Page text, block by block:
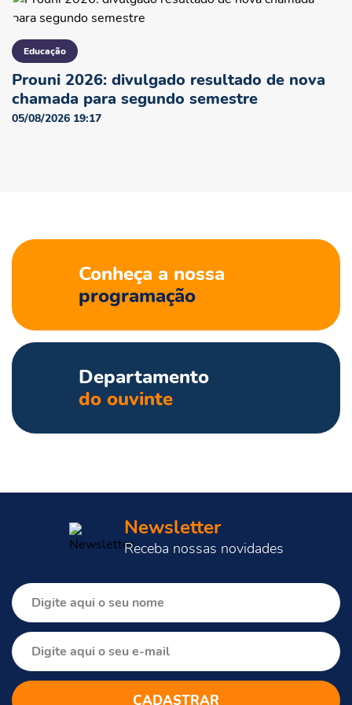
Educação
Prouni 2026: divulgado resultado de nova
chamada para segundo semestre
05/08/2026 19:17
Conheça a nossa
programação
Departamento
do ouvinte
Newsletter
Receba nossas novidades